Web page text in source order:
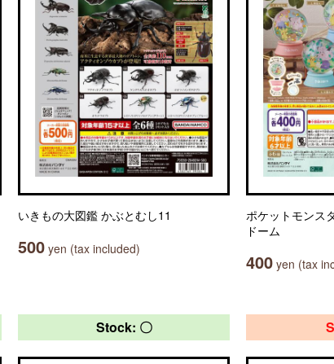
いきもの大図鑑 かぶとむし11
500 yen (tax included)
ポケットモンス
ドーム
400 yen (tax
Stock: 〇